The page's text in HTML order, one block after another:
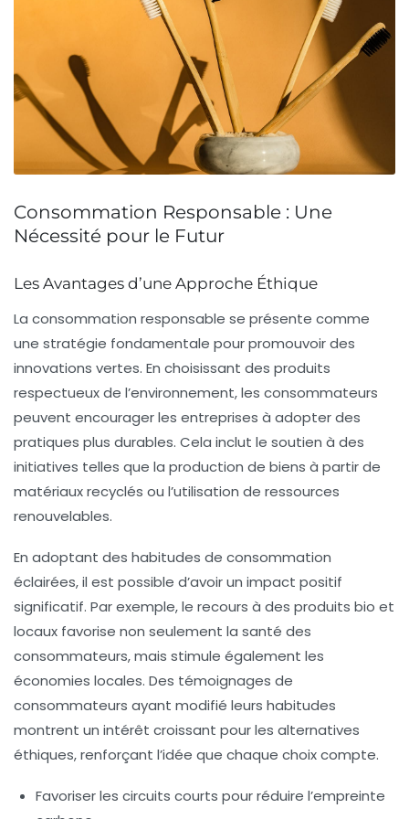
Consommation Responsable : Une
Nécessité pour le Futur
Les Avantages d’une Approche Éthique
La consommation responsable se présente comme
une stratégie fondamentale pour promouvoir des
innovations vertes. En choisissant des produits
respectueux de l’environnement, les consommateurs
peuvent encourager les entreprises à adopter des
pratiques plus durables. Cela inclut le soutien à des
initiatives telles que la production de biens à partir de
matériaux recyclés ou l’utilisation de ressources
renouvelables.
En adoptant des habitudes de consommation
éclairées, il est possible d’avoir un impact positif
significatif. Par exemple, le recours à des produits bio et
locaux favorise non seulement la santé des
consommateurs, mais stimule également les
économies locales. Des témoignages de
consommateurs ayant modifié leurs habitudes
montrent un intérêt croissant pour les alternatives
éthiques, renforçant l’idée que chaque choix compte.
Favoriser les circuits courts pour réduire l’empreinte